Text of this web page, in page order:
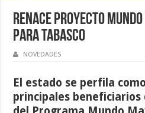
Renace proyecto
para Tabasco
NOVEDADES
El estado se perfila
principales